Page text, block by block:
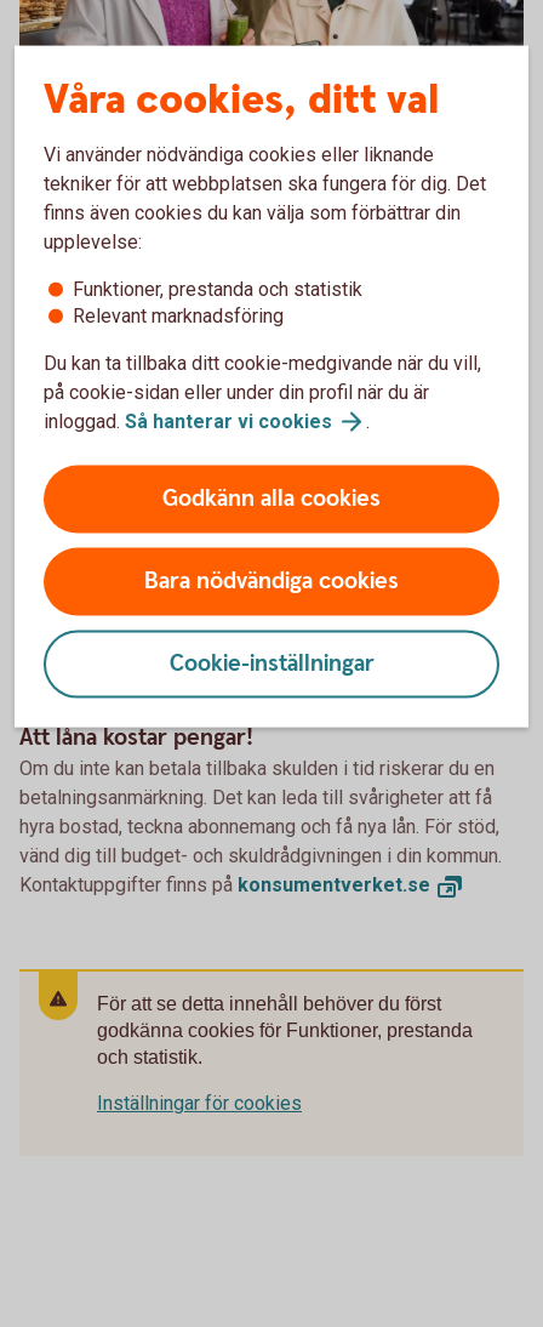
Friends paying at a café with their phone
Små köp, stora fördelar –
använd kreditkortet!
Ska du köpa en ny mikrovågsugn, tv eller kanske en
robotdammsugare? Använd kreditkortet i så fall! Då
ingår drulleförsäkring, prisgaranti och förlängd
garanti.
Betal- och kreditkortMastercard
Att låna kostar pengar!
Om du inte kan betala tillbaka skulden i tid riskerar du en
betalningsanmärkning. Det kan leda till svårigheter att få
hyra bostad, teckna abonnemang och få nya lån. För stöd,
vänd dig till budget- och skuldrådgivningen i din kommun.
Kontaktuppgifter finns på konsumentverket.se
För att se detta innehåll behöver du först
godkänna cookies för Funktioner, prestanda
och statistik.
Inställningar för cookies
Våra cookies, ditt val
Vi använder nödvändiga cookies eller liknande
tekniker för att webbplatsen ska fungera för dig. Det
finns även cookies du kan välja som förbättrar din
upplevelse:
Funktioner, prestanda och statistik
Relevant marknadsföring
Du kan ta tillbaka ditt cookie-medgivande när du vill,
på cookie-sidan eller under din profil när du är
inloggad. Så hanterar vi cookies .
Godkänn alla cookies
Bara nödvändiga cookies
Cookie-inställningar